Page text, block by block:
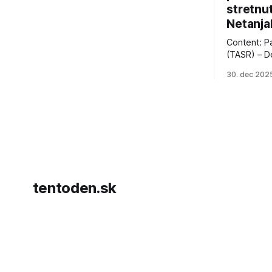
Content:
(TASR) –
vyhlásil,
30. dec
tentoden.sk